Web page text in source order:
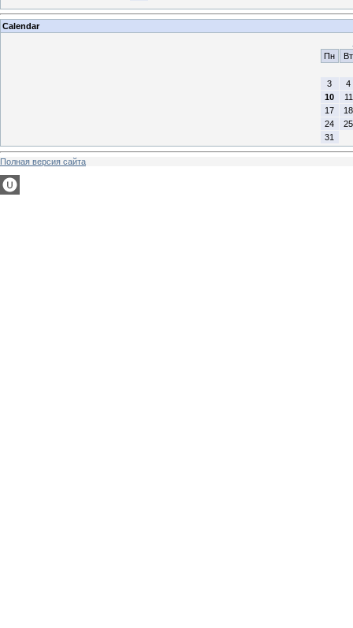
Calendar
Пн
Вт
3
4
10
11
17
18
24
25
31
Полная версия сайта